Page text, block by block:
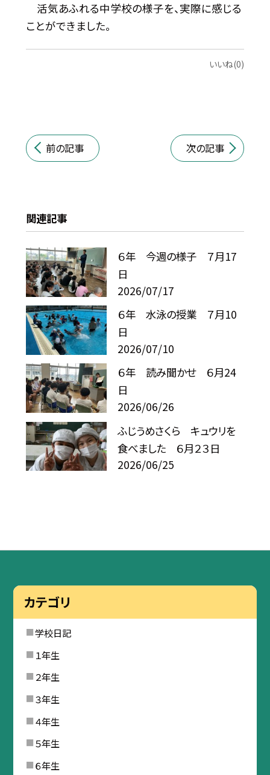
活気あふれる中学校の様子を、実際に感じる
ことができました。
いいね(0)
前の記事 次の記事
関連記事
６年 今週の様子 ７月17
日
2026/07/17
６年 水泳の授業 ７月10
日
2026/07/10
６年 読み聞かせ ６月24
日
2026/06/26
ふじうめさくら キュウリを
食べました ６月２３日
2026/06/25
カテゴリ
学校日記
１年生
２年生
３年生
４年生
５年生
６年生